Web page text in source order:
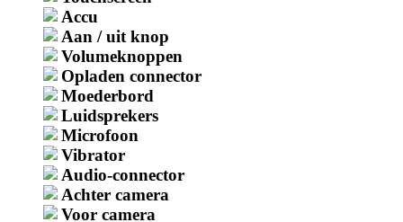
Galaxy S
Populaire Reparaties
Samsung Galaxy oplaadconnector
Samsung Galaxy backcover Vervangingsprijs
Accu
Aan / uit knop
Volumeknoppen
Opladen connector
Moederbord
Luidsprekers
Microfoon
Vibrator
Audio-connector
Achter camera
Voor camera